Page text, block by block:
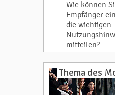
Wie können
Empfänger
die wichtigen
mitteilen?
Thema des